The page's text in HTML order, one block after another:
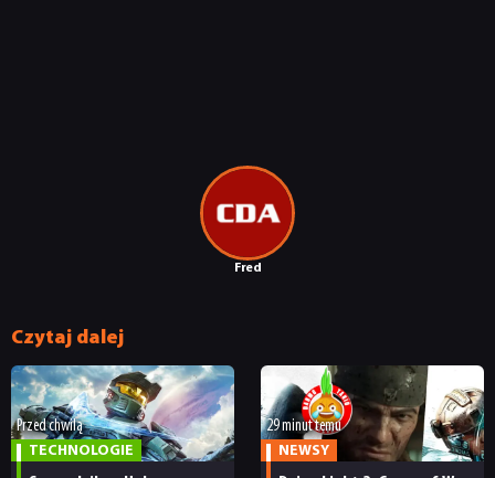
Fred
Czytaj dalej
Przed chwilą
TECHNOLOGIE
29 minut temu
NEWSY